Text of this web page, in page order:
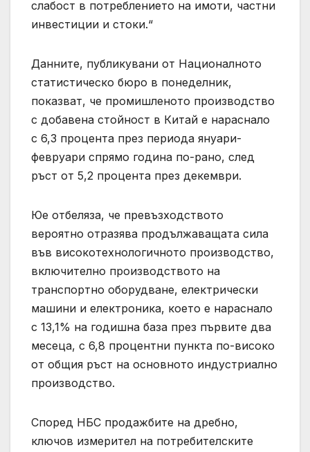
слабост в потреблението на имоти, частни
инвестиции и стоки.“
Данните, публикувани от Националното
статистическо бюро в понеделник,
показват, че промишленото производство
с добавена стойност в Китай е нараснало
с 6,3 процента през периода януари-
февруари спрямо година по-рано, след
ръст от 5,2 процента през декември.
Юе отбеляза, че превъзходството
вероятно отразява продължаващата сила
във високотехнологичното производство,
включително производството на
транспортно оборудване, електрически
машини и електроника, което е нараснало
с 13,1% на годишна база през първите два
месеца, с 6,8 процентни пункта по-високо
от общия ръст на основното индустриално
производство.
Според НБС продажбите на дребно,
ключов измерител на потребителските